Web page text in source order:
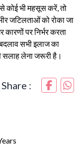
कोई भी महसूस करें, तो
जटिलताओं को रोका जा
पर निर्भर करता
सभी इलाज का
सलाह लेना जरूरी है।
Share :